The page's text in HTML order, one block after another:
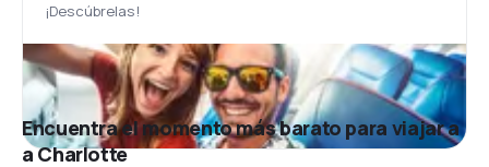
¡Descúbrelas!
Encuentra el momento más barato para viajar a
a Charlotte